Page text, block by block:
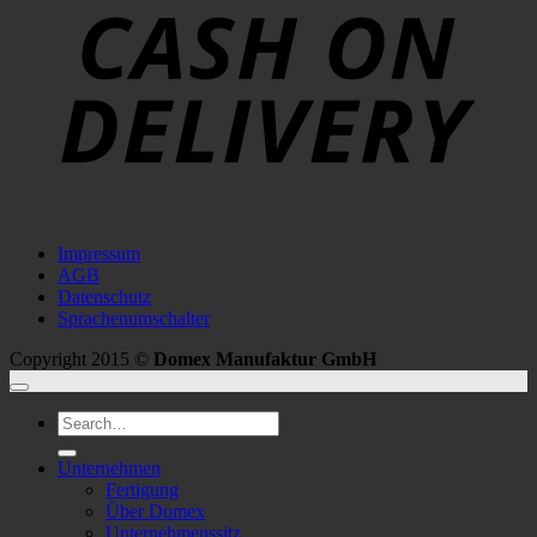
Impressum
AGB
Datenschutz
Sprachenumschalter
Copyright 2015 © Domex Manufaktur GmbH
Search
for:
Unternehmen
Fertigung
Über Domex